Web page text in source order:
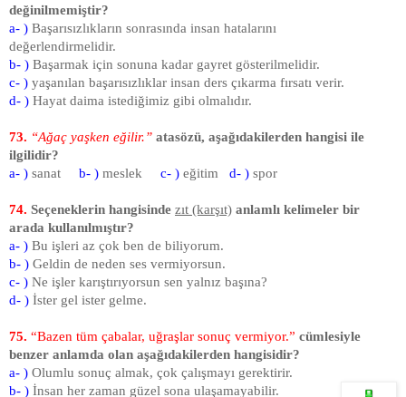
değinilmemiştir?
a- ) Başarısızlıkların sonrasında insan hatalarını
değerlendirmelidir.
b- ) Başarmak için sonuna kadar gayret gösterilmelidir.
c- ) yaşanılan başarısızlıklar insan ders çıkarma fırsatı verir.
d- ) Hayat daima istediğimiz gibi olmalıdır.
73. “Ağaç yaşken eğilir.” atasözü, aşağıdakilerden hangisi ile
ilgilidir?
a- ) sanat b- ) meslek c- ) eğitim d- ) spor
74. Seçeneklerin hangisinde zıt (karşıt) anlamlı kelimeler bir
arada kullanılmıştır?
a- ) Bu işleri az çok ben de biliyorum.
b- ) Geldin de neden ses vermiyorsun.
c- ) Ne işler karıştırıyorsun sen yalnız başına?
d- ) İster gel ister gelme.
75. “Bazen tüm çabalar, uğraşlar sonuç vermiyor.” cümlesiyle
benzer anlamda olan aşağıdakilerden hangisidir?
a- ) Olumlu sonuç almak, çok çalışmayı gerektirir.
b- ) İnsan her zaman güzel sona ulaşamayabilir.